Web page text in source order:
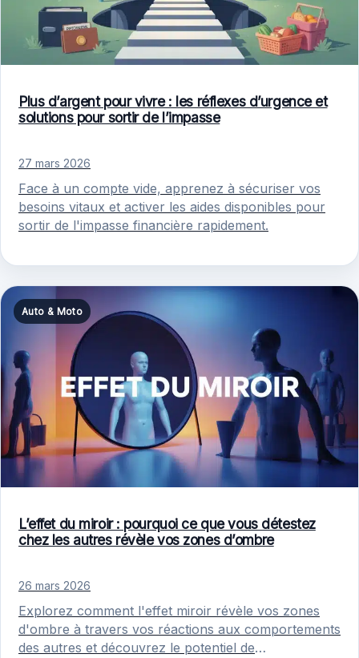
Plus d’argent pour vivre : les réflexes d’urgence et
solutions pour sortir de l’impasse
27 mars 2026
Face à un compte vide, apprenez à sécuriser vos
besoins vitaux et activer les aides disponibles pour
sortir de l'impasse financière rapidement.
Auto & Moto
L’effet du miroir : pourquoi ce que vous détestez
chez les autres révèle vos zones d’ombre
26 mars 2026
Explorez comment l'effet miroir révèle vos zones
d'ombre à travers vos réactions aux comportements
des autres et découvrez le potentiel de